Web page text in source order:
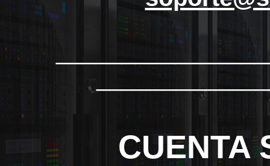
CUENTA